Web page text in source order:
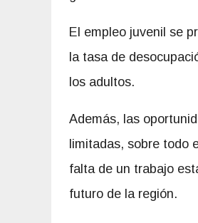
El empleo juvenil se
la tasa de
los adultos.
Además, las
limitadas, sobre todo
falta de un trabajo
futuro de la región.